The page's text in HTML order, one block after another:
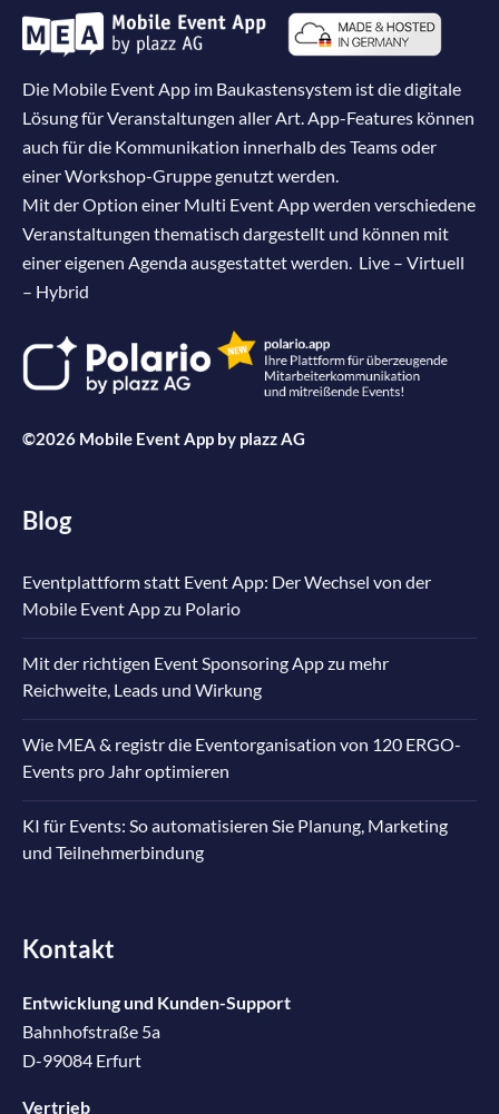
Die Mobile Event App im Baukastensystem ist die digitale
Lösung für Veranstaltungen aller Art. App-Features können
auch für die Kommunikation innerhalb des Teams oder
einer Workshop-Gruppe genutzt werden.
Mit der Option einer Multi Event App werden verschiedene
Veranstaltungen thematisch dargestellt und können mit
einer eigenen Agenda ausgestattet werden. Live – Virtuell
– Hybrid
©2026 Mobile Event App by plazz AG
Blog
Eventplattform statt Event App: Der Wechsel von der
Mobile Event App zu Polario
Mit der richtigen Event Sponsoring App zu mehr
Reichweite, Leads und Wirkung
Wie MEA & registr die Eventorganisation von 120 ERGO-
Events pro Jahr optimieren
KI für Events: So automatisieren Sie Planung, Marketing
und Teilnehmerbindung
Kontakt
Entwicklung und Kunden-Support
Bahnhofstraße 5a
D-99084 Erfurt
Vertrieb